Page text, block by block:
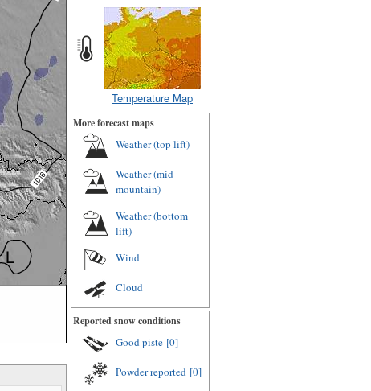
Temperature Map
More forecast maps
Weather (top lift)
Weather (mid
mountain)
Weather (bottom
lift)
Wind
Cloud
Reported snow conditions
Good piste [0]
Powder reported [0]